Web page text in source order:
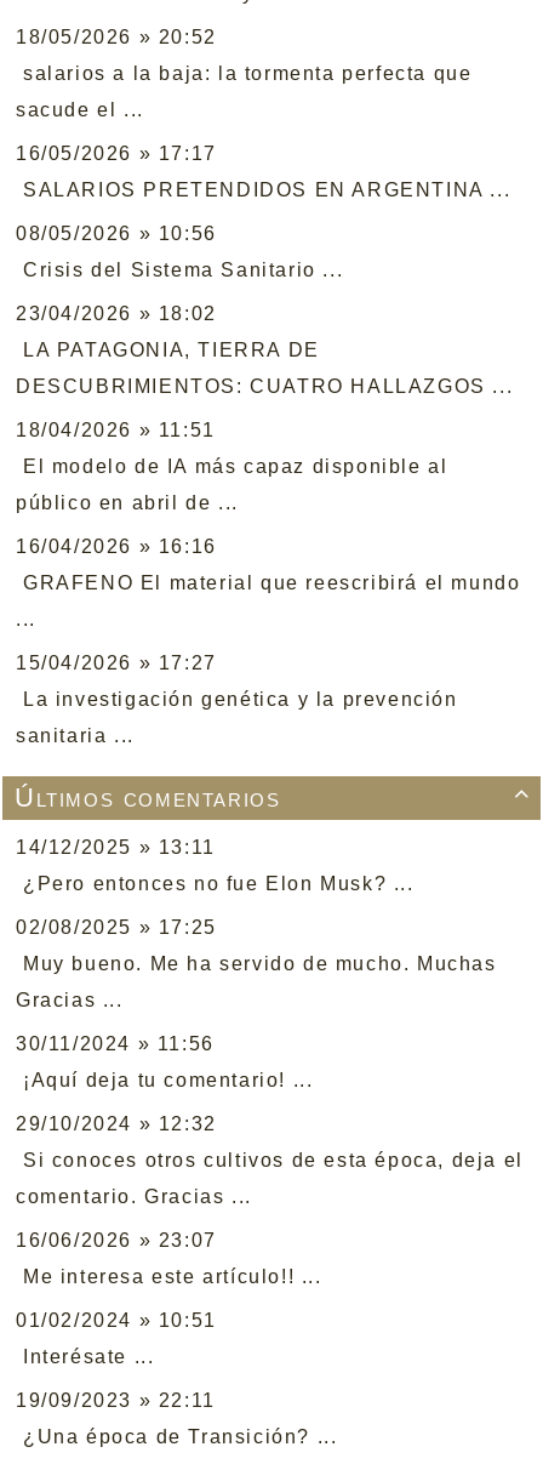
18/05/2026 » 20:52
salarios a la baja: la tormenta perfecta que
sacude el ...
16/05/2026 » 17:17
SALARIOS PRETENDIDOS EN ARGENTINA ...
08/05/2026 » 10:56
Crisis del Sistema Sanitario ...
23/04/2026 » 18:02
LA PATAGONIA, TIERRA DE
DESCUBRIMIENTOS: CUATRO HALLAZGOS ...
18/04/2026 » 11:51
El modelo de IA más capaz disponible al
público en abril de ...
16/04/2026 » 16:16
GRAFENO El material que reescribirá el mundo
...
15/04/2026 » 17:27
La investigación genética y la prevención
sanitaria ...

Últimos comentarios
14/12/2025 » 13:11
¿Pero entonces no fue Elon Musk? ...
02/08/2025 » 17:25
Muy bueno. Me ha servido de mucho. Muchas
Gracias ...
30/11/2024 » 11:56
¡Aquí deja tu comentario! ...
29/10/2024 » 12:32
Si conoces otros cultivos de esta época, deja el
comentario. Gracias ...
16/06/2026 » 23:07
Me interesa este artículo!! ...
01/02/2024 » 10:51
Interésate ...
19/09/2023 » 22:11
¿Una época de Transición? ...